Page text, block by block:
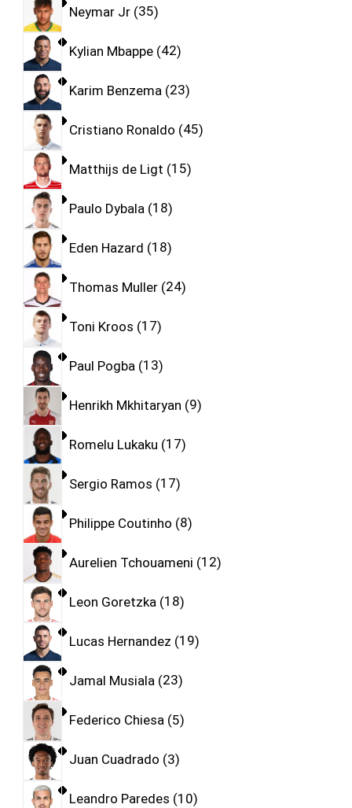
Neymar Jr 35
Kylian Mbappe 42
Karim Benzema 23
Cristiano Ronaldo 45
Matthijs de Ligt 15
Paulo Dybala 18
Eden Hazard 18
Thomas Muller 24
Toni Kroos 17
Paul Pogba 13
Henrikh Mkhitaryan 9
Romelu Lukaku 17
Sergio Ramos 17
Philippe Coutinho 8
Aurelien Tchouameni 12
Leon Goretzka 18
Lucas Hernandez 19
Jamal Musiala 23
Federico Chiesa 5
Juan Cuadrado 3
Leandro Paredes 10